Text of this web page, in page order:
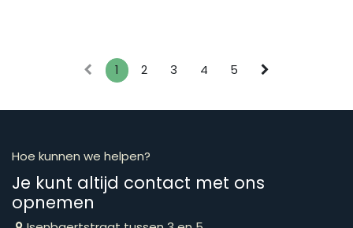
1 2 3 4 5
Hoe kunnen we helpen?
Je kunt altijd contact met ons
opnemen